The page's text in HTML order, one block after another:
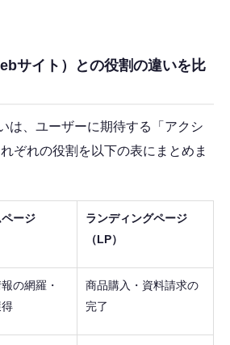
サイト）との役割の違いを比
は、ユーザーに期待する「アクシ
ぞれの役割を以下の表にまとめま
ージ
ランディングページ
（LP）
の網羅・
商品購入・資料請求の
完了